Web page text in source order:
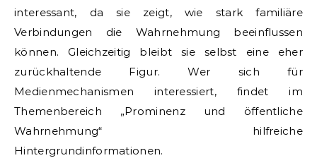
interessant, da sie zeigt, wie stark familiäre
Verbindungen die Wahrnehmung beeinflussen
können. Gleichzeitig bleibt sie selbst eine eher
zurückhaltende Figur. Wer sich für
Medienmechanismen interessiert, findet im
Themenbereich „Prominenz und öffentliche
Wahrnehmung“ hilfreiche
Hintergrundinformationen.